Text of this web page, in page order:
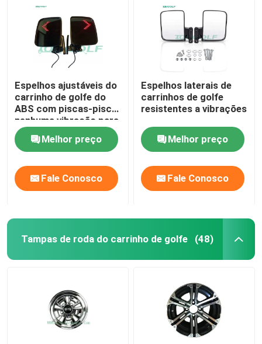
Peças do carrinho de golfe LVTONG
Peças de serviço ÍCONE
Espelhos ajustáveis do
carrinho de golfe do
ABS com piscas-pisca
nenhuma vibração para
o carro do clube do
carro do golfe
Melhor preço
Fale Conosco
Espelhos laterais de
carrinhos de golfe
resistentes a vibrações
Melhor preço
Fale Conosco
Tampas de roda do carrinho de golfe (48)